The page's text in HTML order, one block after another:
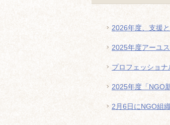
2026年度、支援
2025年度アーユ
プロフェッショ
2025年度「NGO
2月6日にNGO組